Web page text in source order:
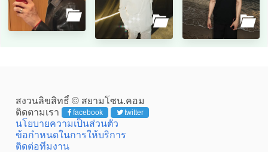
สงวนลิขสิทธิ์ © สยามโซน.คอม
ติดตามเรา
facebook twitter
นโยบายความเป็นส่วนตัว
ข้อกำหนดในการให้บริการ
ติดต่อทีมงาน